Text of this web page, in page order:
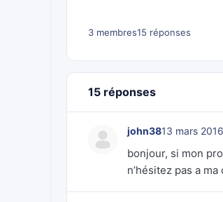
3 membres15 réponses
15 réponses
john3813 mars 2016
bonjour, si mon
n’hésitez pas a